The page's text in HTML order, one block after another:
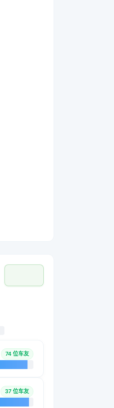
74 位车友
37 位车友